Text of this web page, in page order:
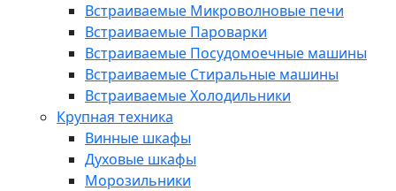
Встраиваемые Микроволновые печи
Встраиваемые Пароварки
Встраиваемые Посудомоечные машины
Встраиваемые Стиральные машины
Встраиваемые Холодильники
Крупная техника
Винные шкафы
Духовые шкафы
Морозильники